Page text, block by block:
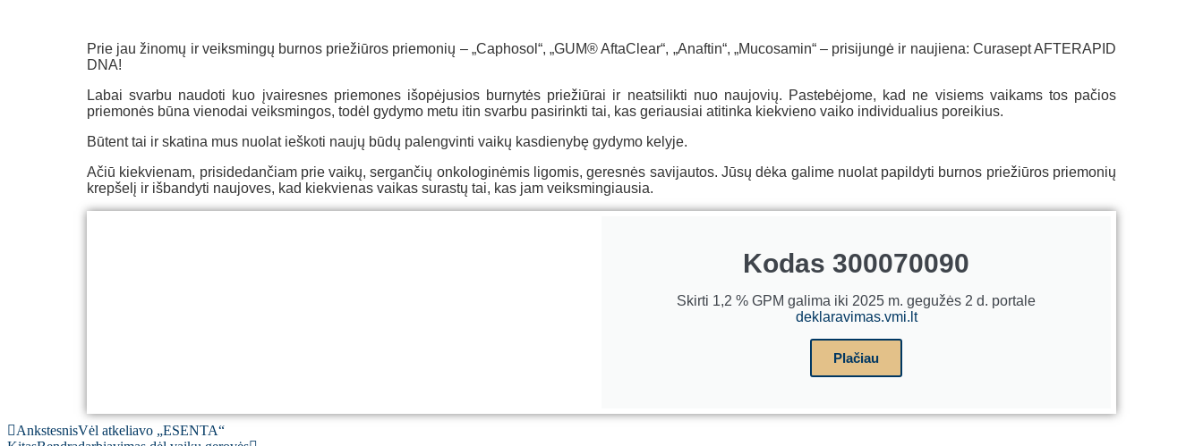
Prie jau žinomų ir veiksmingų burnos priežiūros priemonių – „Caphosol“, „GUM® AftaClear“, „Anaftin“, „Mucosamin“ – prisijungė ir naujiena: Curasept AFTERAPID
DNA!
Labai svarbu naudoti kuo įvairesnes priemones išopėjusios burnytės priežiūrai ir neatsilikti nuo naujovių. Pastebėjome, kad ne visiems vaikams tos pačios
priemonės būna vienodai veiksmingos, todėl gydymo metu itin svarbu pasirinkti tai, kas geriausiai atitinka kiekvieno vaiko individualius poreikius.
Būtent tai ir skatina mus nuolat ieškoti naujų būdų palengvinti vaikų kasdienybę gydymo kelyje.
Ačiū kiekvienam, prisidedančiam prie vaikų, sergančių onkologinėmis ligomis, geresnės savijautos. Jūsų dėka galime nuolat papildyti burnos priežiūros priemonių
krepšelį ir išbandyti naujoves, kad kiekvienas vaikas surastų tai, kas jam veiksmingiausia.
Kodas 300070090
Skirti 1,2 % GPM galima iki 2025 m. gegužės 2 d. portale
deklaravimas.vmi.lt
Plačiau
AnkstesnisVėl atkeliavo „ESENTA“